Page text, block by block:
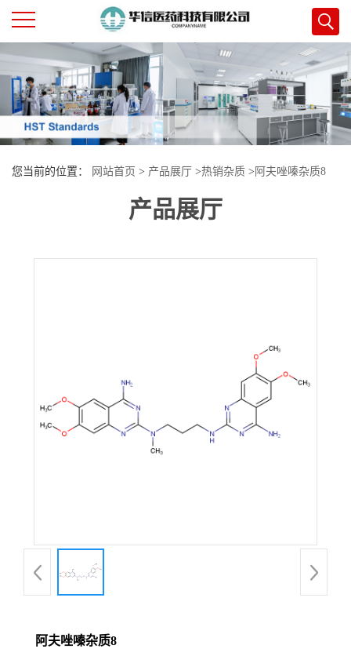
公
司
首
页
司
书
誉
您当前的位置： 网站首页 > 产品展厅 >热销杂质 > 阿夫唑嗪杂质8
产品展厅
阿夫唑嗪杂质8